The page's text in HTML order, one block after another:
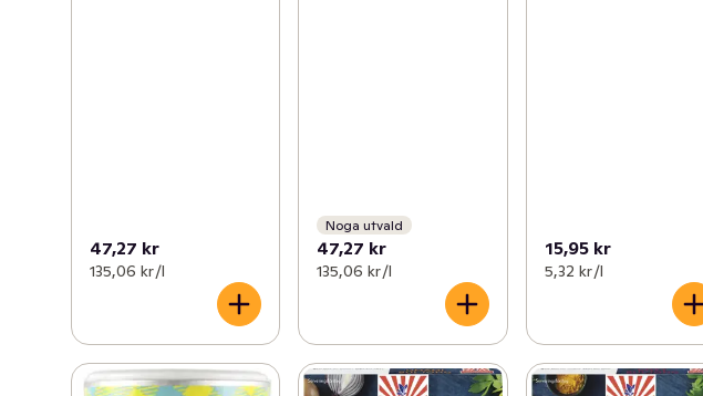
47,27 kr
135,06 kr /l
Noga utvald
47,27 kr
135,06 kr /l
15,95 kr
5,32 kr /l